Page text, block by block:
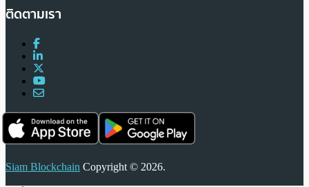
ติดตามเรา
Siam Blockchain Copyright © 2026.